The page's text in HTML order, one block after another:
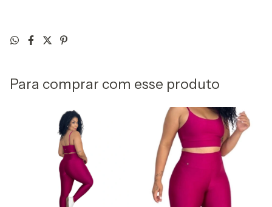
Para comprar com esse produto